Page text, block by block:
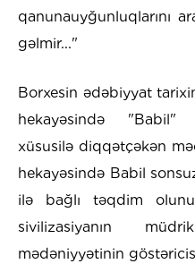
qanunauyğunluqlarını
gəlmir..."
Borxesin ədəbiyyat
hekayəsində "Babil"
xüsusilə diqqətçəkən
hekayəsində Babil
ilə bağlı təqdim
sivilizasiyanın
mədəniyyətinin